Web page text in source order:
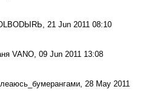
21 Jun 2011 08:10
VANO, 09 Jun 2011 13:08
28 May 2011